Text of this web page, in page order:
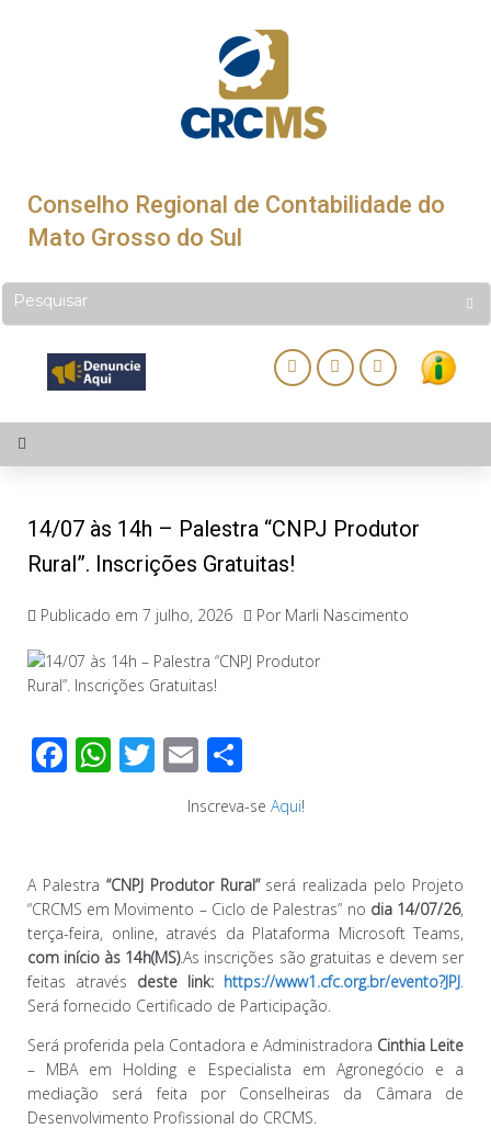
Conselho Regional de Contabilidade do
Mato Grosso do Sul
14/07 às 14h – Palestra “CNPJ Produtor
Rural”. Inscrições Gratuitas!
Publicado em 7 julho, 2026 Por Marli Nascimento
F
o
o
k
W
A
p
p
T E
ail m
ar
til
h
ar
Inscreva-se Aqui!
A Palestra “CNPJ Produtor Rural” será realizada pelo Projeto
“CRCMS em Movimento – Ciclo de Palestras” no dia 14/07/26,
terça-feira, online, através da Plataforma Microsoft Teams,
com início às 14h(MS).As inscrições são gratuitas e devem ser
feitas através deste link: https://www1.cfc.org.br/evento?JPJ
Será fornecido Certificado de Participação.
Será proferida pela Contadora e Administradora Cinthia Leite
– MBA em Holding e Especialista em Agronegócio e a
mediação será feita por Conselheiras da Câmara de
Desenvolvimento Profissional do CRCMS.